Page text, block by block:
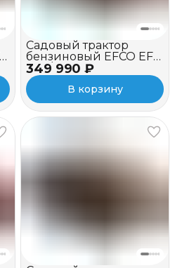
349 990 ₽
Садовый трактор
бензиновый EFCO EF
86R/14,5 K
В корзину